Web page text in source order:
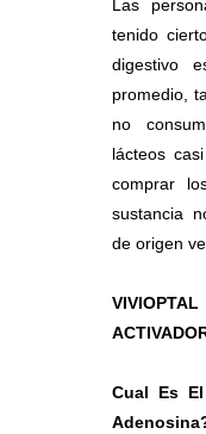
Las
tenido
digestivo
promedio,
no
lácteos
comprar
sustancia
de origen
Cual Es